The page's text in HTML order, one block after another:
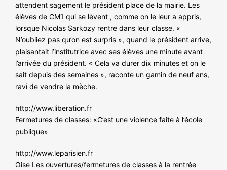
attendent sagement le président place de la mairie. Les
élèves de CM1 qui se lèvent , comme on le leur a appris,
lorsque Nicolas Sarkozy rentre dans leur classe. «
N’oubliez pas qu’on est surpris », quand le président arrive,
plaisantait l’institutrice avec ses élèves une minute avant
l’arrivée du président. « Cela va durer dix minutes et on le
sait depuis des semaines », raconte un gamin de neuf ans,
ravi de vendre la mèche.
http://www.liberation.fr
Fermetures de classes: «C’est une violence faite à l’école
publique»
http://www.leparisien.fr
Oise Les ouvertures/fermetures de classes à la rentrée